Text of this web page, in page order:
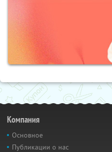
Компания
Основное
Публикации о нас